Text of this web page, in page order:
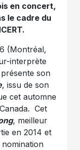
en concert,
le cadre du
(Montréal,
interprète
son
, issu de son
cet automne
Cet
, meilleur
en 2014 et